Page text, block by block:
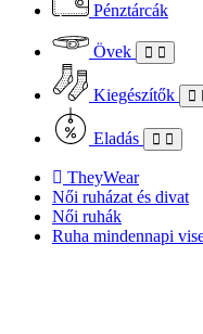
Pénztárcák
Övek
Kiegészítők
Eladás
TheyWear
Női ruházat és divat
Női ruhák
Ruha mindennapi